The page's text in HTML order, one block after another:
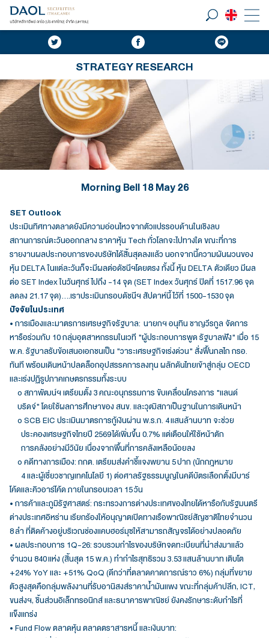
STRATEGY RESEARCH
Morning Bell 18 May 26
SET Outlook
ประเมินทิศทางตลาดยังมีความอ่อนไหวจากตัวแปรรอบด้านในเชิงลบ
สถานการณ์ตะวันออกกลาง ราคาหุ้น Tech ทั่วโลกจะไปทางใด ขณะที่การ
รายงานผลประกอบการของบริษัทได้สิ้นสุดลงแล้ว นอกจากนี้ความผันผวนของ
หุ้น DELTA ในแต่ละวันก็จะมีผลต่อดัชนีฯโดยตรง ทั้งนี้ หุ้น DELTA ตัวเดียว มีผล
ต่อ SET Index ในวันศุกร์ ไปถึง -14 จุด (SET Index วันศุกร์ ปิดที่ 1517.96 จุด
ลดลง 21.17 จุด)....เราประเมินกรอบดัชนีฯ สัปดาห์นี้ ไว้ที่ 1500-1530 จุด
ปัจจัยในประเทศ
• การเมืองและมาตรการเศรษฐกิจรัฐบาล: นายกฯ อนุทิน ชาญวีรกูล จัดการ
หารือร่วมกับ 10 กลุ่มอุตสาหกรรมในเวที "ผู้ประกอบการพูด รัฐบาลฟัง" เมื่อ 15
พ.ค. รัฐบาลรับข้อเสนอเอกชนเป็น "วาระเศรษฐกิจเร่งด่วน" สั่งฟื้นกลไก กรอ.
ทันที พร้อมเดินหน้าปลดล็อกอุปสรรคการลงทุน ผลักดันไทยเข้าสู่กลุ่ม OECD
และเร่งปฏิรูปภาคเกษตรกรรมทั้งระบบ
o สภาพัฒน์ฯ เตรียมตั้ง 3 คณะอนุกรรมการ ขับเคลื่อนโครงการ "แลนด์
บริดจ์" โดยใช้ผลการศึกษาของ สนข. และวุฒิสภาเป็นฐานในการเดินหน้า
o SCB EIC ประเมินมาตรการกู้เงินผ่าน พ.ร.ก. 4 แสนล้านบาท จะช่วย
ประคองเศรษฐกิจไทยปี 2569 ได้เพิ่มขึ้น 0.7% แต่เตือนให้ใช้หน้าตัก
การคลังอย่างมีวินัย เนื่องจากพื้นที่การคลังเหลือน้อยลง
o คดีทางการเมือง: กกต. เตรียมส่งคำชี้แจงพยาน 5 ปาก (นักกฎหมาย
4 และผู้เชี่ยวชาญเทคโนโลยี 1) ต่อศาลรัฐธรรมนูญในคดีบัตรเลือกตั้งมีบาร์
โค้ดและคิวอาร์โค้ด ภายในกรอบเวลา 15 วัน
• การค้าและภูมิรัฐศาสตร์: กระทรวงการต่างประเทศของไทยได้หารือกับรัฐมนตรี
ต่างประเทศอิหร่าน เรียกร้องให้อนุญาตเปิดทางเรือพาณิชย์สัญชาติไทยจำนวน
8 ลำ ที่ติดค้างอยู่บริเวณช่องแคบฮอร์มุซให้สามารถสัญจรได้อย่างปลอดภัย
• ผลประกอบการ 1Q-26: รวบรวมกำไรของบริษัทจดทะเบียนที่นำส่งมาแล้ว
จำนวน 840 แห่ง (สิ้นสุด 15 พ.ค.) ทำกำไรสุทธิรวม 3.53 แสนล้านบาท เติบโต
+24% YoY และ +51% QoQ (ดีกว่าที่ตลาดคาดการณ์ราว 6%) กลุ่มที่ขยาย
ตัวสูงสุดคือกลุ่มพลังงานที่รับอานิสงส์ราคาน้ำมันแพง ขณะที่กลุ่มค้าปลีก, ICT,
ขนส่งฯ, ชิ้นส่วนอิเล็กทรอนิกส์ และธนาคารพาณิชย์ ยังคงรักษาระดับกำไรที่
แข็งแกร่ง
• Fund Flow ตลาดหุ้น ตลาดตราสารหนี้ และเงินบาท: